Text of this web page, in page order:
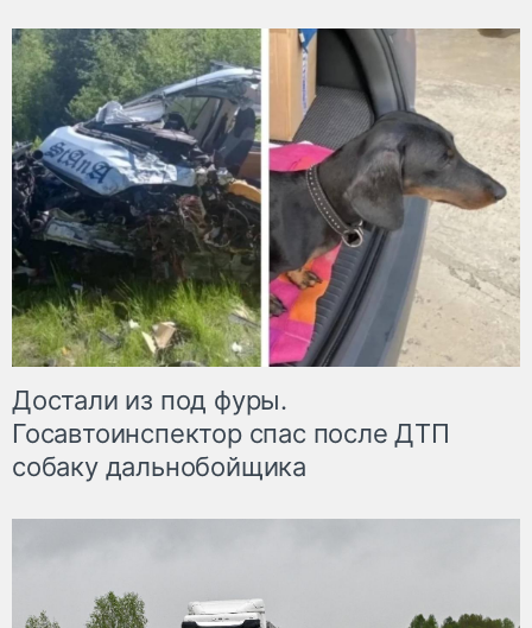
Достали из под фуры.
Госавтоинспектор спас после ДТП
собаку дальнобойщика